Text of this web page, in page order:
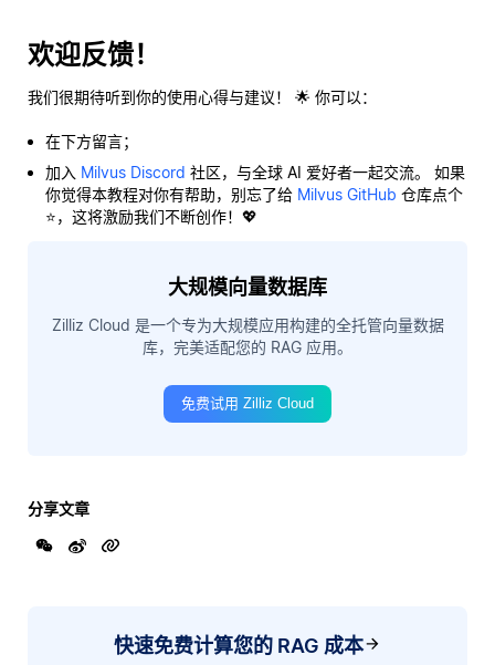
欢迎反馈！
我们很期待听到你的使用心得与建议！ 🌟 你可以：
在下方留言；
加入 Milvus Discord 社区，与全球 AI 爱好者一起交流。 如果
你觉得本教程对你有帮助，别忘了给 Milvus GitHub 仓库点个
⭐，这将激励我们不断创作！💖
大规模向量数据库
Zilliz Cloud 是一个专为大规模应用构建的全托管向量数据
库，完美适配您的 RAG 应用。
免费试用 Zilliz Cloud
分享文章
快速免费计算您的 RAG 成本